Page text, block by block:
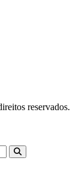
reservados.